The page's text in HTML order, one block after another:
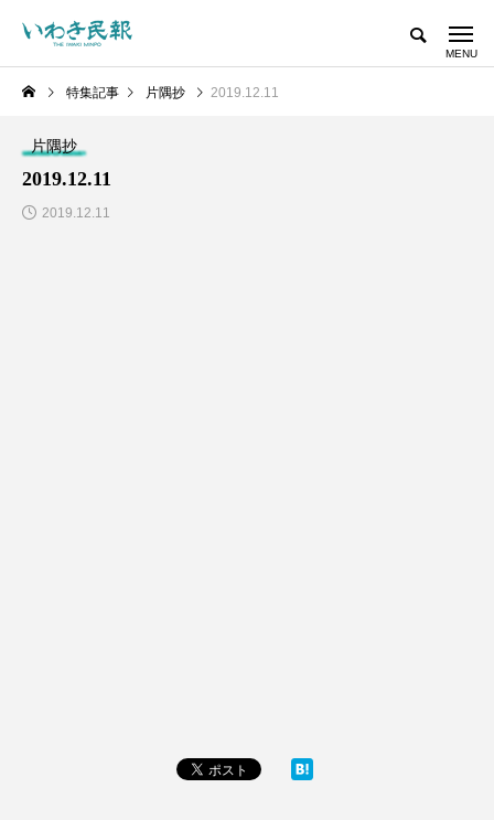
特集記事 片隅抄 2019.12.11
片隅抄
2019.12.11
2019.12.11